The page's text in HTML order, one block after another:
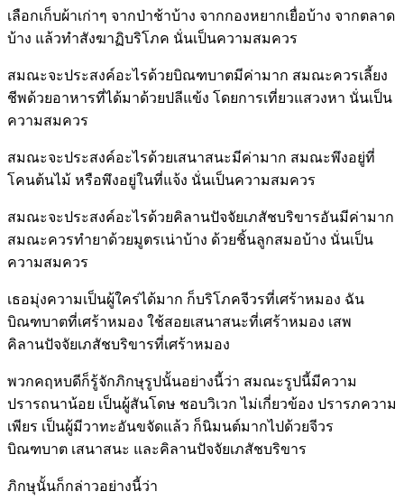
เลือกเก็บผ้าเก่าๆ จากป่าช้าบ้าง จากกองหยากเยื่อบ้าง จากตลาด
บ้าง แล้วทำสังฆาฏิบริโภค นั่นเป็นความสมควร
สมณะจะประสงค์อะไรด้วยบิณฑบาตมีค่ามาก สมณะควรเลี้ยง
ชีพด้วยอาหารที่ได้มาด้วยปลีแข้ง โดยการเที่ยวแสวงหา นั่นเป็น
ความสมควร
สมณะจะประสงค์อะไรด้วยเสนาสนะมีค่ามาก สมณะพึงอยู่ที่
โคนต้นไม้ หรือพึงอยู่ในที่แจ้ง นั่นเป็นความสมควร
สมณะจะประสงค์อะไรด้วยคิลานปัจจัยเภสัชบริขารอันมีค่ามาก
สมณะควรทำยาด้วยมูตรเน่าบ้าง ด้วยชิ้นลูกสมอบ้าง นั่นเป็น
ความสมควร
เธอมุ่งความเป็นผู้ใคร่ได้มาก ก็บริโภคจีวรที่เศร้าหมอง ฉัน
บิณฑบาตที่เศร้าหมอง ใช้สอยเสนาสนะที่เศร้าหมอง เสพ
คิลานปัจจัยเภสัชบริขารที่เศร้าหมอง
พวกคฤหบดีก็รู้จักภิกษุรูปนั้นอย่างนี้ว่า สมณะรูปนี้มีความ
ปรารถนาน้อย เป็นผู้สันโดษ ชอบวิเวก ไม่เกี่ยวข้อง ปรารภความ
เพียร เป็นผู้มีวาทะอันขจัดแล้ว ก็นิมนต์มากไปด้วยจีวร
บิณฑบาต เสนาสนะ และคิลานปัจจัยเภสัชบริขาร
ภิกษุนั้นก็กล่าวอย่างนี้ว่า